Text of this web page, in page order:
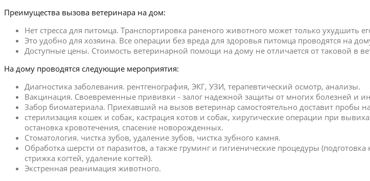
Преимущества вызова ветеринара на дом:
Нет стресса для питомца. Транспортировка раненого животного может только
Это удобно для хозяина. Все операции без вреда для здоровья питомца проводятся на
Доступные цены. Стоимость ветеринарной помощи на дому не отличается от таковой в
На дому проводятся следующие мероприятия:
Диагностика заболевания. рентгенография, ЭКГ, УЗИ, терапевтический осмотр, анализы.
Вакцинация. Своевременные прививки - залог надежной защиты от многих болезней и
Забор биоматериала. Приехавший на вызов ветеринар самостоятельно доставит пробы
стерилизация кошек и собак, кастрация котов и собак, хиругические операции при
остановка кровотечения, спасение новорожденных.
Стоматология. чистка зубов, удаление зубов, чистка зубного камня.
Обработка шерсти от паразитов, а также груминг и гигиенические процедуры
стрижка когтей, удаление когтей).
Экстренная реанимация животного.